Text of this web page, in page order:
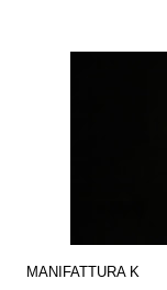
MANIFATTURA K